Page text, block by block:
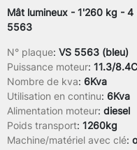
Mât lumineux - 1'260 kg -
5563
N° plaque: VS 5563 (bleu)
Puissance moteur: 11.3/
Nombre de kva: 6Kva
Utilisation en continu: 6Kva
Alimentation moteur: diesel
Poids transport: 1260kg
Machine/matériel avec clé: